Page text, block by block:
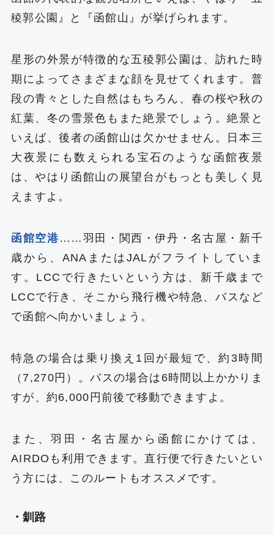
稜郭公園』と『函館山』が挙げられます。
星形の外景が特徴的な五稜郭公園は、訪れた時
期によってさまざまな顔を見せてくれます。普
段の青々とした自然はもちろん、春の桜や秋の
紅葉、冬の雪景色もまた絶景でしょう。絶景と
いえば、後者の函館山は欠かせません。日本三
大夜景にも数えられる宝石のような函館夜景
は、やはり函館山の展望台がもっとも美しく見
えますよ。
函館空港 ……羽田・関西・伊丹・名古屋・新千
歳から、ANAまたはJALがフライトしていま
す。LCCで行きたいという方は、新千歳まで
LCCで行き、そこから飛行機や特急、バスなど
で函館へ向かいましょう。
特急の場合は乗り換え1回が最短で、約3時間
（7,270円）。バスの場合は6時間以上かかりま
すが、約6,000円前後で移動できますよ。
また、羽田・名古屋から函館にかけては、
AIRDOも利用できます。直行便で行きたいとい
う方には、このルートもオススメです。
・釧路